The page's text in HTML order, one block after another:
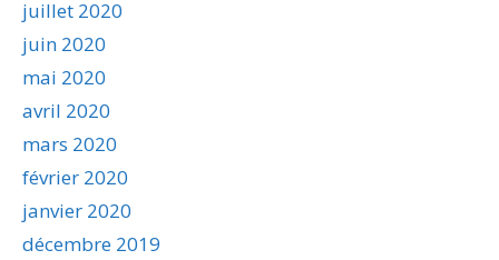
juillet 2020
juin 2020
mai 2020
avril 2020
mars 2020
février 2020
janvier 2020
décembre 2019